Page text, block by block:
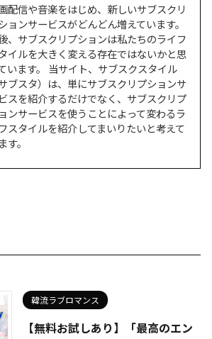
配信や音楽をはじめ、新しいサブスクリ
ョンサービスがどんどん増えています。
、サブスクリプションは私たちのライフ
イルを大きく変える存在ではないかと思
います。 当サイト、サブスクスタイル
サブスタ）は、単にサブスクリプションサ
スを紹介するだけでなく、サブスクリプ
ンサービスを使うことによって変わるラ
スタイルを紹介してまいりたいと考えて
す。
韓流ラブロマンス
【無料お試しあり】「最高のエン